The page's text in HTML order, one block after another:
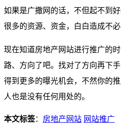
如果是广撒网的话，不但起不到
很多的资源、资金，白白造成不必
现在知道房地产网站进行推广的
路、方向了吧。找对了方向再下
得到更多的曝光机会，不然你的
人也是没有任何用处的。
本文标签： 房地产网站 网站推广